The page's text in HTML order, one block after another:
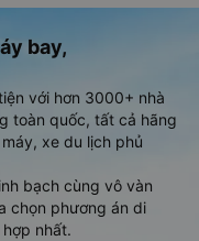
bay,
với hơn 3000+ nhà
toàn quốc, tất cả hãng
xe du lịch phủ
bạch cùng vô vàn
chọn phương án di
nhất.